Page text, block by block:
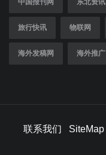
旅行快讯 物联网
海外发稿网 海外推广
联系我们 SiteMap